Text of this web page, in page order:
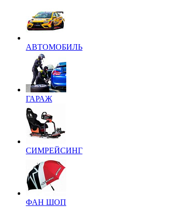
АВТОМОБИЛЬ
ГАРАЖ
СИМРЕЙСИНГ
ФАН ШОП